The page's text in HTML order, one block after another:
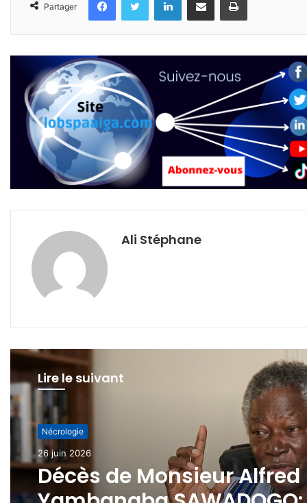
Partager
Ali Stéphane
Lire le suivant
Nécrologie
26 juin 2026
Nécrologie
11 juin 2026
Nécrologie : Damiba